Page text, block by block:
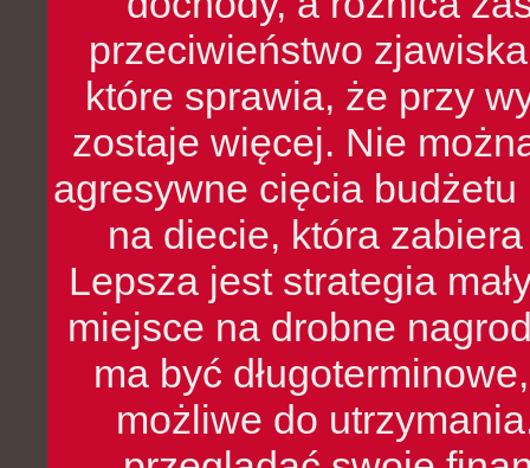
przeciwieństwo
które sprawia, że przy
zostaje więcej. Nie
agresywne cięcia
na diecie, która
Lepsza jest strategia
miejsce na drobne
ma być
możliwe do